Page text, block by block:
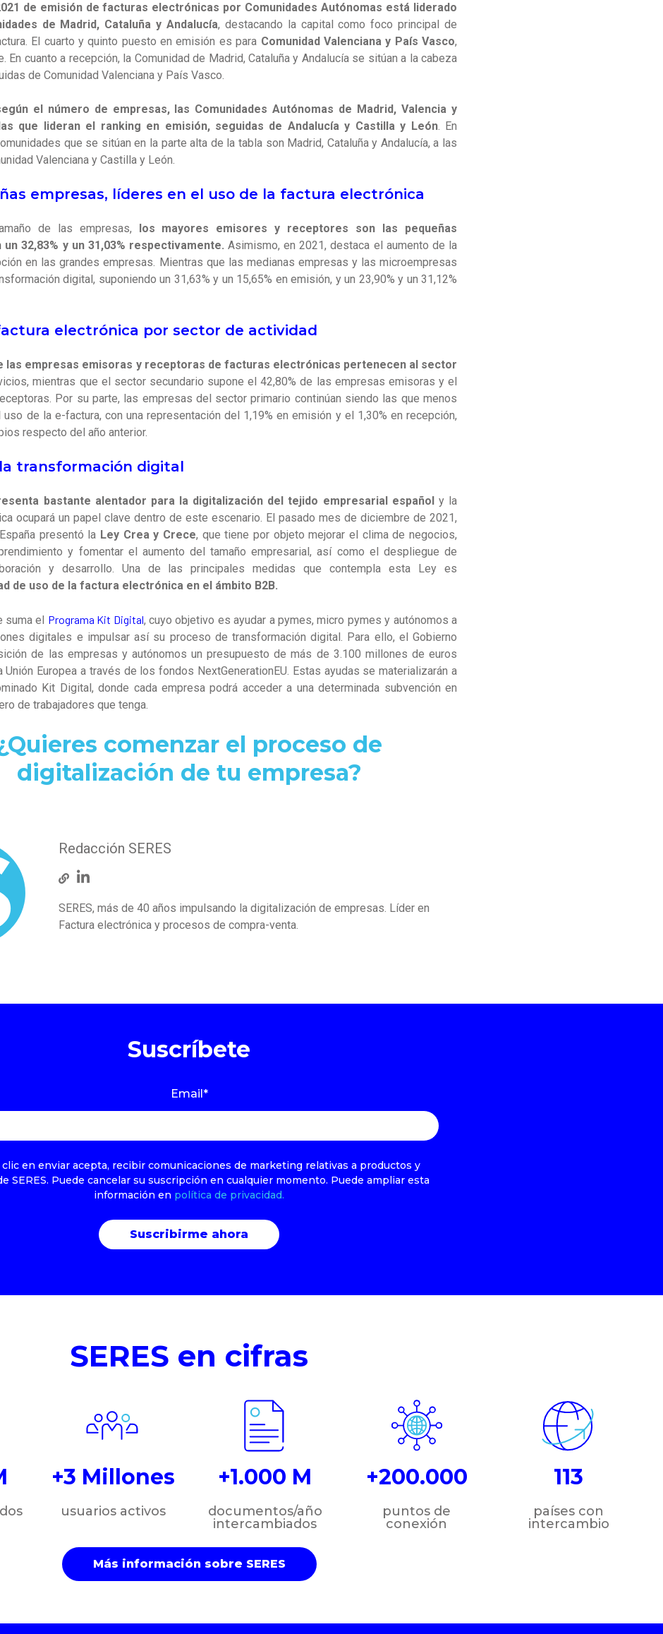
de emisión de facturas electrónicas por Comunidades Autónomas está liderado
de Madrid, Cataluña y Andalucía, destacando la capital como foco principal de
El cuarto y quinto puesto en emisión es para Comunidad Valenciana y País Vasco,
En cuanto a recepción, la Comunidad de Madrid, Cataluña y Andalucía se sitúan a la cabeza
de Comunidad Valenciana y País Vasco.
el número de empresas, las Comunidades Autónomas de Madrid, Valencia y
que lideran el ranking en emisión, seguidas de Andalucía y Castilla y León. En
que se sitúan en la parte alta de la tabla son Madrid, Cataluña y Andalucía, a las
Valenciana y Castilla y León.
empresas, líderes en el uso de la factura electrónica
de las empresas,
los mayores emisores y receptores son las pequeñas
un 32,83% y un 31,03% respectivamente.Asimismo, en 2021, destaca el aumento de la
en las grandes empresas. Mientras que las medianas empresas y las microempresas
digital, suponiendo un 31,63% y un 15,65% en emisión, y un 23,90% y un 31,12%
electrónica por sector de actividad
las empresas emisoras y receptoras de facturas electrónicas pertenecen al sector
mientras que el sector secundario supone el 42,80% de las empresas emisoras y el
Por su parte, las empresas del sector primario continúan siendo las que menos
de la e-factura, con una representación del 1,19% en emisión y el 1,30% en recepción,
respecto del año anterior.
transformación digital
bastante alentador para la digitalización del tejido empresarial español y la
ocupará un papel clave dentro de este escenario. El pasado mes de diciembre de 2021,
presentó la Ley Crea y Crece, que tiene por objeto mejorar el clima de negocios,
y fomentar el aumento del tamaño empresarial, así como el despliegue de
y desarrollo. Una de las principales medidas que contempla esta Ley es
de uso de la factura electrónica en el ámbito B2B.
el Programa Kit Digital, cuyo objetivo es ayudar a pymes, micro pymes y autónomos a
digitales e impulsar así su proceso de transformación digital. Para ello, el Gobierno
de las empresas y autónomos un presupuesto de más de 3.100 millones de euros
Unión Europea a través de los fondos NextGenerationEU. Estas ayudas se materializarán a
Kit Digital, donde cada empresa podrá acceder a una determinada subvención en
de trabajadores que tenga.
comenzar el proceso de
digitalización de tu empresa?
Redacción SERES
SERES, más de 40 años impulsando la digitalización de empresas. Líder en
Factura electrónica y procesos de compra-venta.
Suscríbete
Email*
clic en enviar acepta, recibir comunicaciones de marketing relativas a productos y
SERES. Puede cancelar su suscripción en cualquier momento. Puede ampliar esta
información en política de privacidad.
SERES en cifras
+3 Millones
usuarios activos
+1.000 M
documentos/año
intercambiados
+200.000
puntos de
conexión
113
países con
intercambio
Más información sobre SERES